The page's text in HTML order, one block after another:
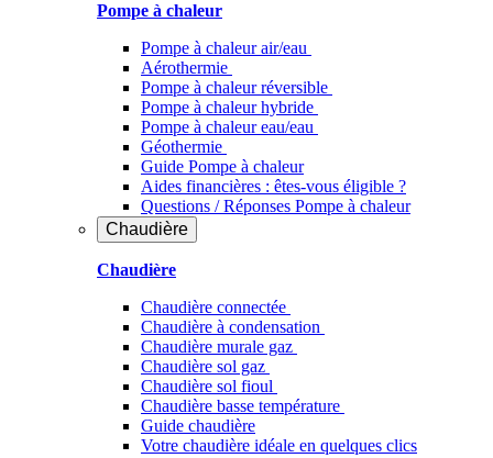
Pompe à chaleur
Pompe à chaleur air/eau
Aérothermie
Pompe à chaleur réversible
Pompe à chaleur hybride
Pompe à chaleur​ eau/eau
Géothermie
Guide Pompe à chaleur
Aides financières : êtes-vous éligible ?
Questions / Réponses Pompe à chaleur
Chaudière
Chaudière
Chaudière connectée
Chaudière à condensation
Chaudière murale gaz
Chaudière sol gaz
Chaudière sol fioul
Chaudière basse température
Guide chaudière
Votre chaudière idéale en quelques clics